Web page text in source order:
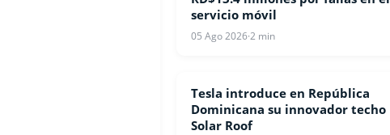
servicio móvil
05 Ago 2026·2 min
TECNOLOGIA
Tesla introduce en República
Dominicana su innovador techo
Solar Roof